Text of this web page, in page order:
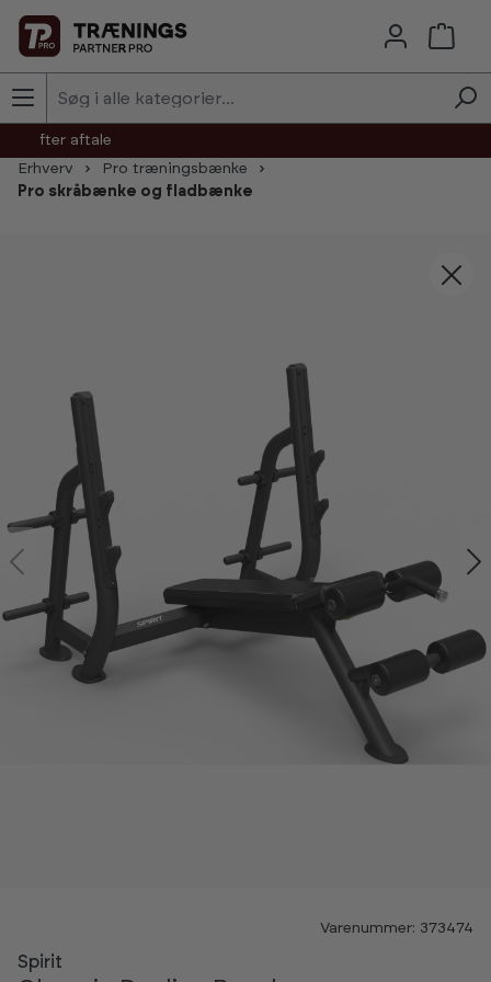
Skip to main content
efter aftale
Erhverv
Pro træningsbænke
Pro skråbænke og fladbænke
Varenummer: 373474
Spirit